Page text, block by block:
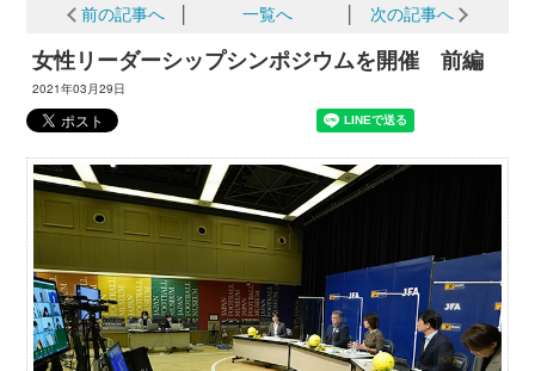
前の記事へ 一覧へ 次の記事へ
女性リーダーシップシンポジウムを開催 前編
2021年03月29日